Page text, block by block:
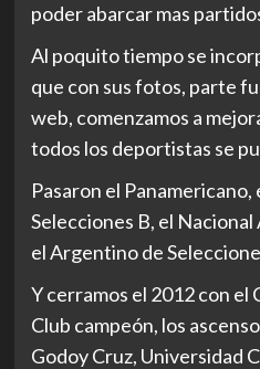
poder abarcar mas
Al poquito tiempo se
que con sus fotos, parte
web, comenzamos a
todos los deportistas se
Pasaron el
Selecciones B, el
el Argentino de
Y cerramos el 2012 con el
Club campeón, los
Godoy Cruz, Universidad